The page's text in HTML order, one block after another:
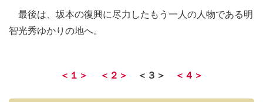
最後は、坂本の復興に尽力したもう一人の人物である明
智光秀ゆかりの地へ。
＜１＞ ＜２＞ ＜３＞ ＜４＞